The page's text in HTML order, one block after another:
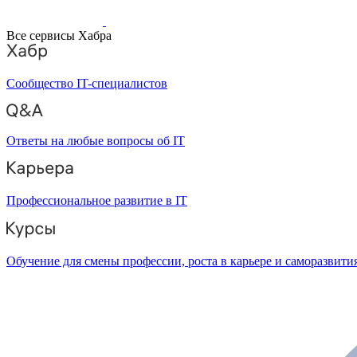
Все сервисы Хабра
Сообщество IT-специалистов
Ответы на любые вопросы об IT
Профессиональное развитие в IT
Обучение для смены профессии, роста в карьере и